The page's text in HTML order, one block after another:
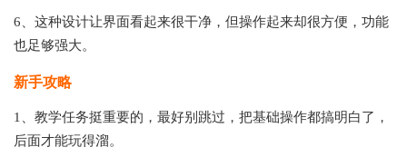
6、这种设计让界面看起来很干净，但操作起来却很方便，功能
也足够强大。
新手攻略
1、教学任务挺重要的，最好别跳过，把基础操作都搞明白了，
后面才能玩得溜。